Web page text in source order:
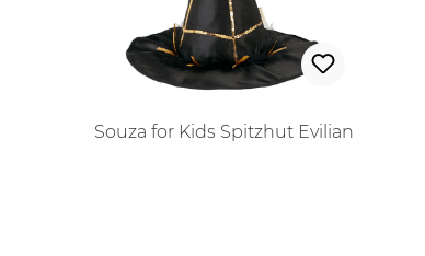
Souza for Kids Spitzhut Evilian